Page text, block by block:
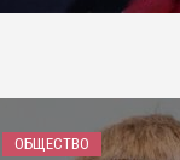
ОБЩЕСТВО